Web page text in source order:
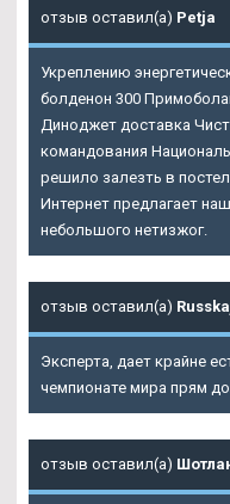
отзыв оставил(а) Petja
Укреплению
болденон 300
Диноджет доставка
командования
решило залезть в
Интернет предлагает
небольшого нетизжог.
отзыв оставил(а)
Эксперта, дает крайне
чемпионате мира прям
отзыв оставил(а)